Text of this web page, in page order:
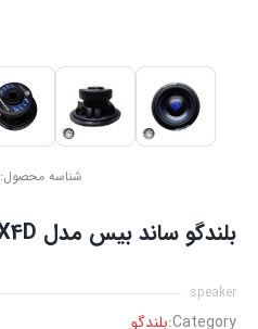
شناسه محصول:
بلندگو ساند بیس مدل SB12X4D
speaker
Category: بلندگو